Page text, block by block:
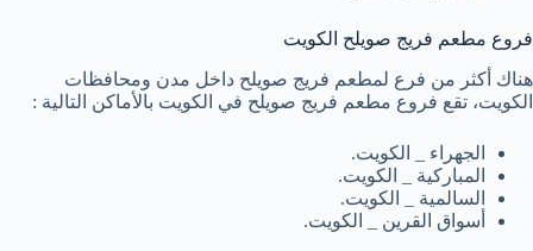
فروع مطعم فريج صويلح الكويت
هناك أكثر من فرع لمطعم فريج صويلح داخل مدن ومحافظات
الكويت، تقع فروع مطعم فريج صويلح في الكويت بالأماكن التالية :
الجهراء _ الكويت.
المباركية _ الكويت.
السالمية _ الكويت.
أسواق القرين _ الكويت.